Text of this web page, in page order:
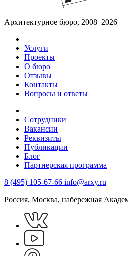
Архитектурное бюро, 2008–2026
Услуги
Проекты
О бюро
Отзывы
Контакты
Вопросы и ответы
Сотрудники
Вакансии
Реквизиты
Публикации
Блог
Партнерская программа
8 (495) 105-67-66 info@arxy.ru
Россия, Москва, набережная